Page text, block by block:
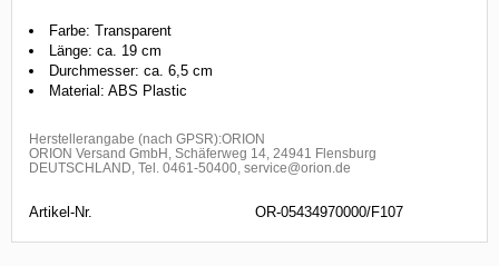
Farbe: Transparent
Länge: ca. 19 cm
Durchmesser: ca. 6,5 cm
Material: ABS Plastic
Herstellerangabe (nach GPSR):ORION
ORION Versand GmbH, Schäferweg 14, 24941 Flensburg
DEUTSCHLAND, Tel. 0461-50400, service@orion.de
Artikel-Nr. OR-05434970000/F107